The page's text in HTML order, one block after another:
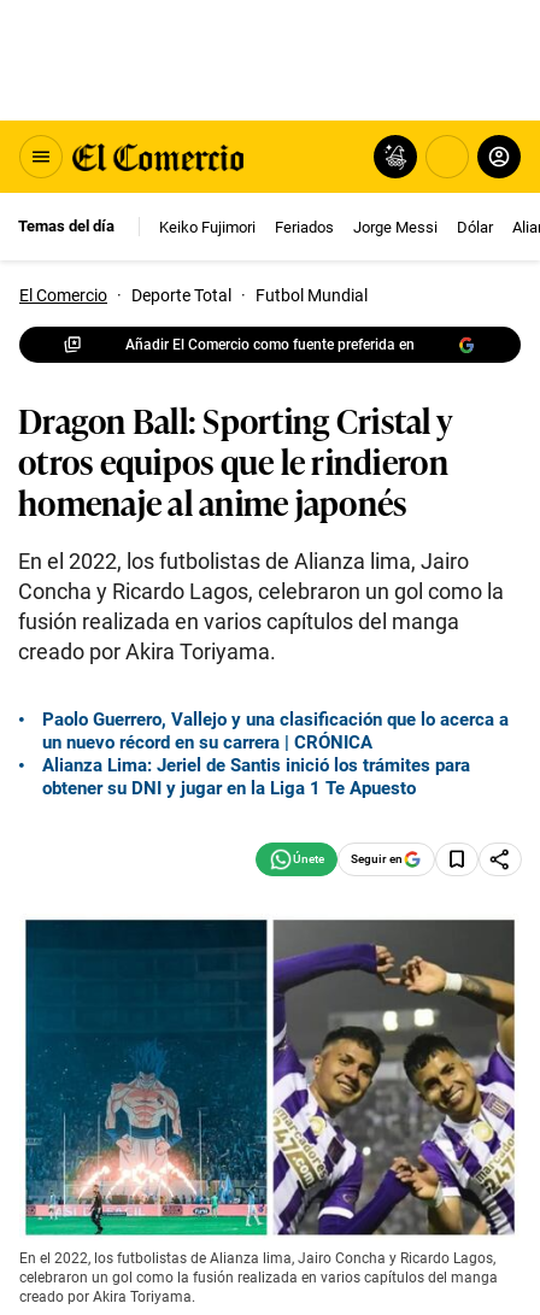
Temas del día Keiko Fujimori Feriados Jorge Messi Dólar
El Comercio · Deporte Total · Futbol Mundial
Añadir El Comercio como fuente preferida en
Dragon Ball: Sporting Cristal y
otros equipos que le rindieron
homenaje al anime japonés
En el 2022, los futbolistas de Alianza lima, Jairo
Concha y Ricardo Lagos, celebraron un gol como la
fusión realizada en varios capítulos del manga
creado por Akira Toriyama.
Paolo Guerrero, Vallejo y una clasificación que lo acerca a
un nuevo récord en su carrera | CRÓNICA
Alianza Lima: Jeriel de Santis inició los trámites para
obtener su DNI y jugar en la Liga 1 Te Apuesto
Seguir en
En el 2022, los futbolistas de Alianza lima, Jairo Concha y Ricardo Lagos,
celebraron un gol como la fusión realizada en varios capítulos del manga
creado por Akira Toriyama.